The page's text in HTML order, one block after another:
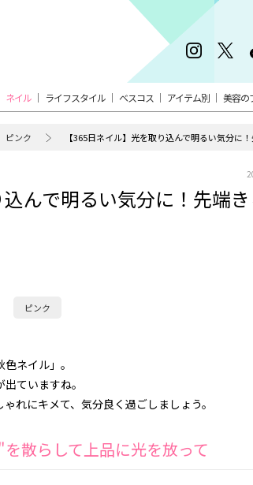
ネイル ライフスタイル ベスコス アイテム別 美容の
ピンク 【365日ネイル】光を取り込んで明るい気分に
込んで明るい気分に！先端
ピンク
ネイル」。
ていますね。
れにキメて、気分良く過ごしましょう。
散らして上品に光を放って